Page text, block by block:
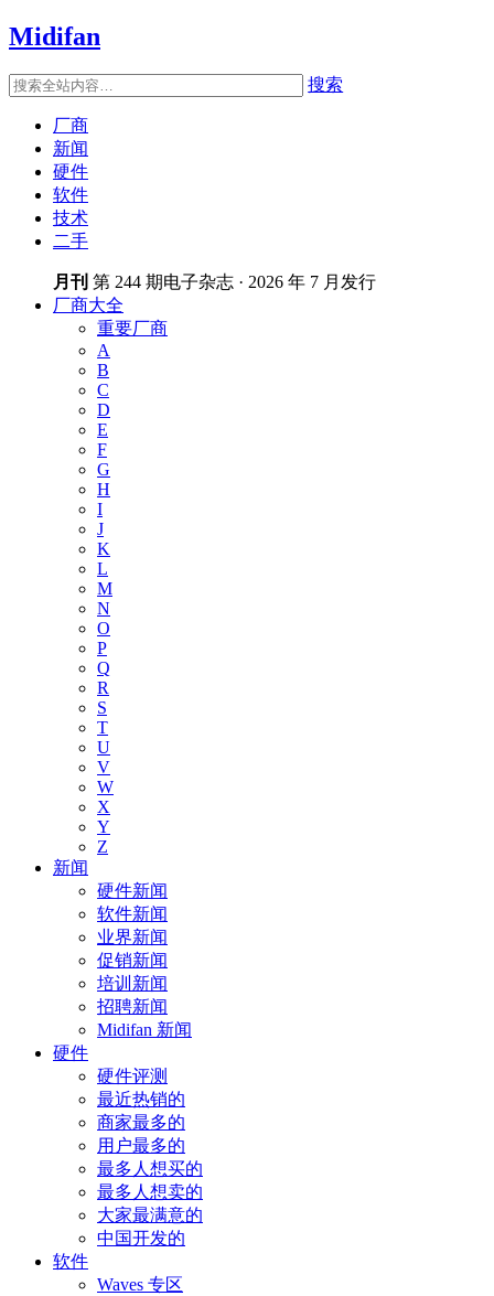
Midifan
搜索
厂商
新闻
硬件
软件
技术
二手
月刊 第 244 期电子杂志 · 2026 年 7 月发行
厂商大全
重要厂商
A
B
C
D
E
F
G
H
I
J
K
L
M
N
O
P
Q
R
S
T
U
V
W
X
Y
Z
新闻
硬件新闻
软件新闻
业界新闻
促销新闻
培训新闻
招聘新闻
Midifan 新闻
硬件
硬件评测
最近热销的
商家最多的
用户最多的
最多人想买的
最多人想卖的
大家最满意的
中国开发的
软件
Waves 专区